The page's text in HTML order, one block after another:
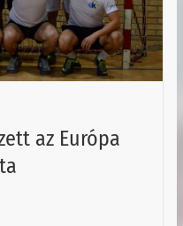
az Európa